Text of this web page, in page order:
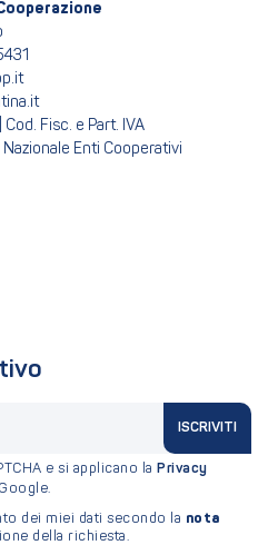
Fisc. e Part. IVA
Enti Cooperativi
ISCRIVITI
e si applicano la Privacy
dei miei dati secondo la nota
della richiesta.